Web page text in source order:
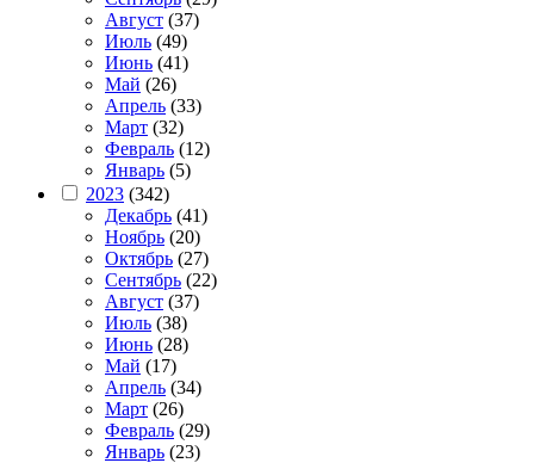
Август (37)
Июль (49)
Июнь (41)
Май (26)
Апрель (33)
Март (32)
Февраль (12)
Январь (5)
2023 (342)
Декабрь (41)
Ноябрь (20)
Октябрь (27)
Сентябрь (22)
Август (37)
Июль (38)
Июнь (28)
Май (17)
Апрель (34)
Март (26)
Февраль (29)
Январь (23)